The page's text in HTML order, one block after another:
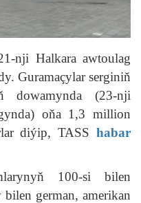
nji Halkara awtoulag
Guramaçylar serginiň
dowamynda (23-nji
oňa 1,3 million
diýip, TASS habar
100-si bilen
german, amerikan